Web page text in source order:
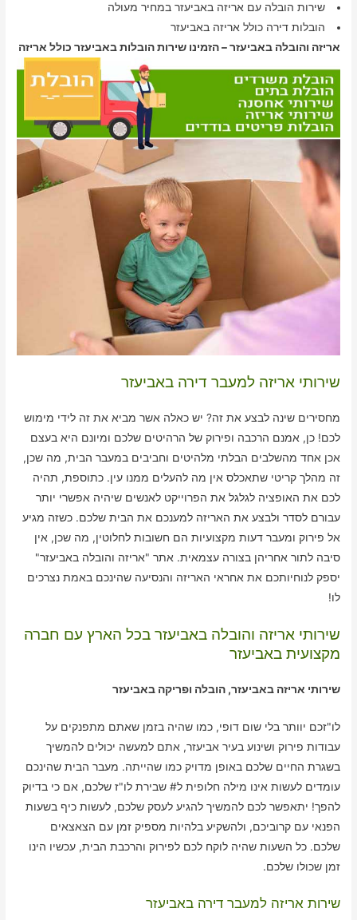
שירות הובלה עם אריזה באביעזר במחיר מעולה
הובלות דירה כולל אריזה באביעזר
אריזה והובלה באביעזר – הזמינו שירות הובלות באביעזר כולל אריזה
שירותי אריזה למעבר דירה באביעזר
מחסירים שינה לבצע את זה? יש כאלה אשר מביא את זה לידי מימוש
לכם! כן, אמנם הרכבה ופירוק של הרהיטים שלכם ומיונם היא בעצם
אכן אחד מהשלבים הבלתי מלהיטים וחביבים במעבר הבית, מה שכן,
זה מהלך קריטי שתאכלס אין מה להעלים ממנו עין. כתוספת, תהיה
לכם את האופציה לגלגל את הפרוייקט לאנשים שיהיה אפשרי יותר
עבורם לסדר ולבצע את האריזה למענכם את הבית שלכם. כשזה מגיע
אל פירוק ומעבר דעות מקצועיות הם חשובות לחלוטין, מה שכן, אין
סיבה לתור אחריהן בצורה עצמאית. אתר "אריזה והובלה באביעזר"
יספק לנוחיותכם את אחראי האריזה והנסיעה שהינכם באמת נצרכים
לו!
שירותי אריזה והובלה באביעזר בכל הארץ עם חברה
מקצועית באביעזר
שירותי אריזה באביעזר, הובלה ופריקה באביעזר
לו"זכם יוותר בלי שום דופי, כמו שהיה בזמן שאתם מתפנקים על
עבודות פירוק ושינוע בעיר אביעזר, אתם למעשה יכולים להמשיך
בשגרת החיים שלכם באופן מדויק כמו שהייתה. מעבר הבית שהינכם
עומדים לעשות אינו מילה חלופית ל# שבירת לו"ז שלכם, אם כי בדיוק
להפך! יתאפשר לכם להמשיך להגיע לעסק שלכם, לעשות כיף בשעות
הפנאי עם קרוביכם, ולהשקיע בלהיות מספיק זמן עם הצאצאים
שלכם. כל השעות שהיה לוקח לכם לפירוק והרכבת הבית, עכשיו הינו
זמן שכולו שלכם.
שירות אריזה למעבר דירה באביעזר